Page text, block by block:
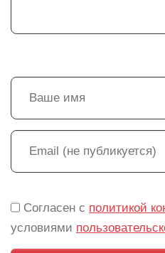
Согласен с политикой
условиями